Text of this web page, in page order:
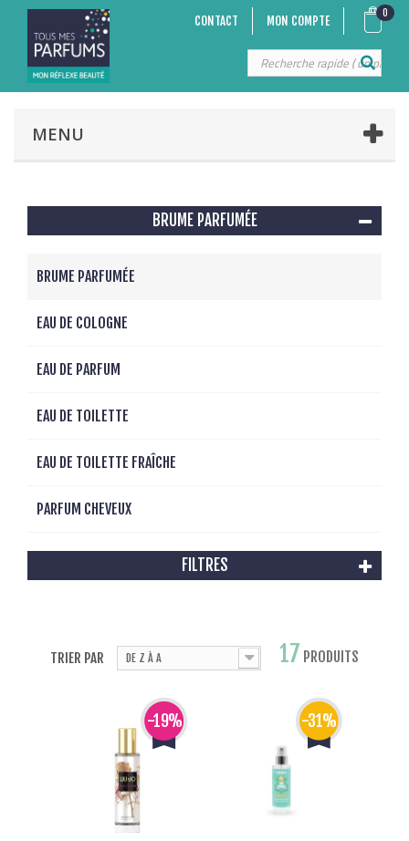
0
CONTACT MON COMPTE
MENU
BRUME PARFUMÉE
BRUME PARFUMÉE
EAU DE COLOGNE
EAU DE PARFUM
EAU DE TOILETTE
EAU DE TOILETTE FRAÎCHE
PARFUM CHEVEUX
FILTRES
TRIER PAR DE Z À A 17 PRODUITS
-19% -31%